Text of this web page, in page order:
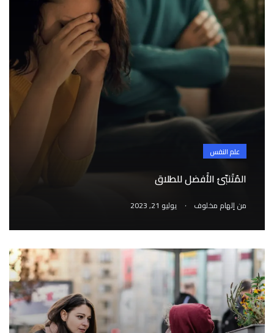
علم النفس
المُتَنبّئ الأَفضل للطلاق
منإلهام مخلوف . يوليو 21, 2023